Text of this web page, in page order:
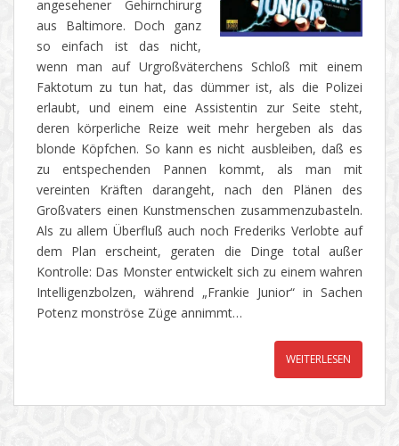
angesehener Gehirnchirurg
aus Baltimore. Doch ganz
so einfach ist das nicht,
wenn man auf Urgroßväterchens Schloß mit einem
Faktotum zu tun hat, das dümmer ist, als die Polizei
erlaubt, und einem eine Assistentin zur Seite steht,
deren körperliche Reize weit mehr hergeben als das
blonde Köpfchen. So kann es nicht ausbleiben, daß es
zu entspechenden Pannen kommt, als man mit
vereinten Kräften darangeht, nach den Plänen des
Großvaters einen Kunstmenschen zusammenzubasteln.
Als zu allem Überfluß auch noch Frederiks Verlobte auf
dem Plan erscheint, geraten die Dinge total außer
Kontrolle: Das Monster entwickelt sich zu einem wahren
Intelligenzbolzen, während „Frankie Junior“ in Sachen
Potenz monströse Züge annimmt…
WEITERLESEN